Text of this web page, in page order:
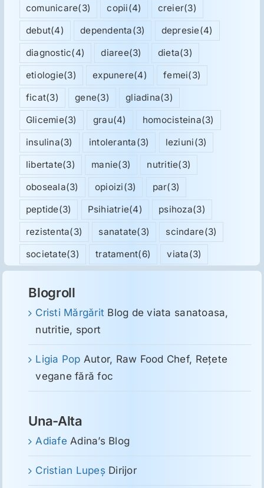
comunicare(3) copii(4) creier(3)
debut(4) dependenta(3) depresie(4)
diagnostic(4) diaree(3) dieta(3)
etiologie(3) expunere(4) femei(3)
ficat(3) gene(3) gliadina(3)
Glicemie(3) grau(4) homocisteina(3)
insulina(3) intoleranta(3) leziuni(3)
libertate(3) manie(3) nutritie(3)
oboseala(3) opioizi(3) par(3)
peptide(3) Psihiatrie(4) psihoza(3)
rezistenta(3) sanatate(3) scindare(3)
societate(3) tratament(6) viata(3)
Blogroll
Cristi Mărgărit Blog de viata sanatoasa,
nutritie, sport
Ligia Pop Autor, Raw Food Chef, Reţete
vegane fără foc
Una-Alta
Adiafe Adina’s Blog
Cristian Lupeş Dirijor